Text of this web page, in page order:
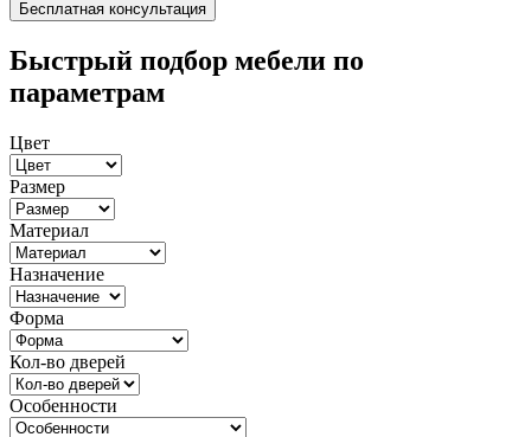
Быстрый подбор мебели по
параметрам
Цвет
Размер
Материал
Назначение
Форма
Кол-во дверей
Особенности